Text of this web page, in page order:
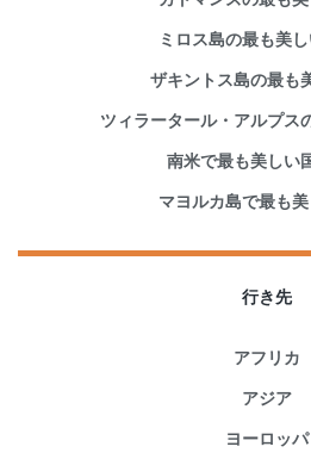
ミロス島の最も美
ザキントス島の最も
ツィラータール・アルプス
南米で最も美しい
マヨルカ島で最も
行き先
アフリカ
アジア
ヨーロッパ